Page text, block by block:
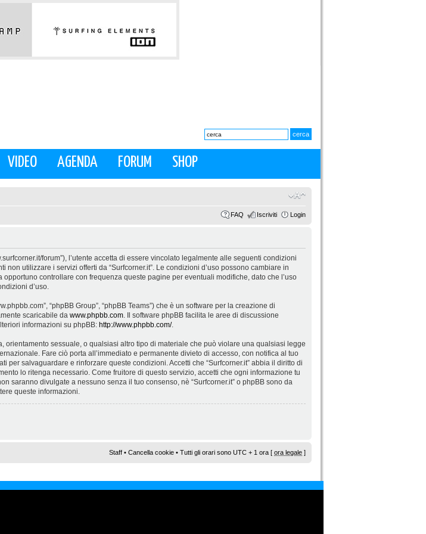
VIDEO AGENDA FORUM SHOP
FAQ Iscriviti Login
forum”), l’utente accetta di essere vincolato legalmente alle seguenti condizioni
utilizzare i servizi offerti da “Surfcorner.it”. Le condizioni d’uso possono cambiare in
controllare con frequenza queste pagine per eventuali modifiche, dato che l’uso
d’uso.
“phpBB Group”, “phpBB Teams”) che è un software per la creazione di
scaricabile da www.phpbb.com. Il software phpBB facilita le aree di discussione
informazioni su phpBB: http://www.phpbb.com/.
sessuale, o qualsiasi altro tipo di materiale che può violare una qualsiasi legge
Fare ciò porta all’immediato e permanente divieto di accesso, con notifica al tuo
salvaguardare e rinforzare queste condizioni. Accetti che “Surfcorner.it” abbia il diritto di
lo ritenga necessario. Come fruitore di questo servizio, accetti che ogni informazione tu
saranno divulgate a nessuno senza il tuo consenso, nè “Surfcorner.it” o phpBB sono da
queste informazioni.
Staff • Cancella cookie • Tutti gli orari sono UTC + 1 ora [ ora legale ]